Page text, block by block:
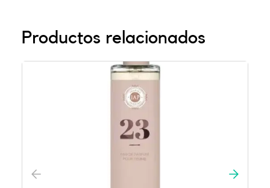
Productos relacionados